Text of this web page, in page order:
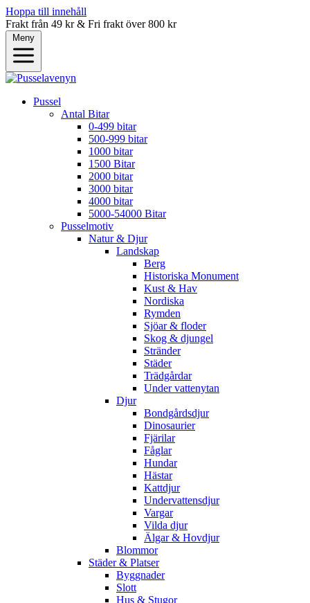
Hoppa till innehåll
Frakt från 49 kr & Fri frakt över 800 kr
Meny
Pussel
Antal Bitar
0-499 bitar
500-999 bitar
1000 bitar
1500 Bitar
2000 bitar
3000 bitar
4000 bitar
5000-54000 Bitar
Pusselmotiv
Natur & Djur
Landskap
Berg
Historiska Monument
Kust & Hav
Nordiska
Rymden
Sjöar & floder
Skog & djungel
Stränder
Städer
Trädgårdar
Under vattenytan
Djur
Bondgårdsdjur
Dinosaurier
Fjärilar
Fåglar
Hundar
Hästar
Kattdjur
Undervattensdjur
Vargar
Vilda djur
Älgar & Hovdjur
Blommor
Städer & Platser
Byggnader
Slott
Hus & Stugor